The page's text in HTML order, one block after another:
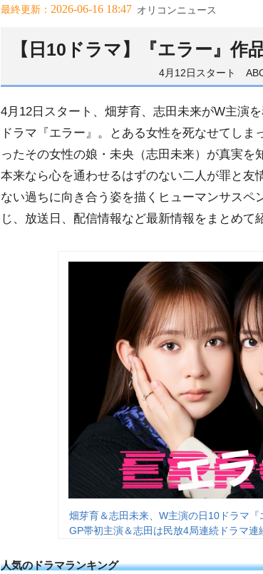
最終更新： 2026-06-16 18:47 オリコンニュース
【日10ドラマ】『エラー』作
4月12日スタート
4月12日スタート、畑芽育、志田未来がW主演
ドラマ『エラー』。とある女性を死なせてし
ったその女性の娘・未央（志田未来）が真実を
本来なら心を通わせるはずのない二人が罪と友
ない過ちに向き合う姿を描くヒューマンサスペ
じ、放送日、配信情報など最新情報をまとめて
畑芽育＆志田未来、W主演の日10ドラマ
GP帯初主演＆志田は民放4局連続ドラマ連
人気のドラマランキング